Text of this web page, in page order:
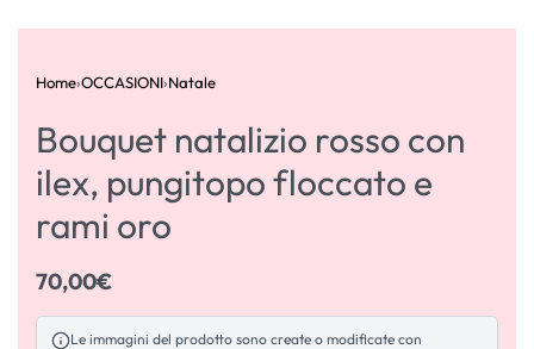
Home›OCCASIONI›Natale
Bouquet natalizio rosso con
ilex, pungitopo floccato e
rami oro
70,00€
Le immagini del prodotto sono create o modificate con